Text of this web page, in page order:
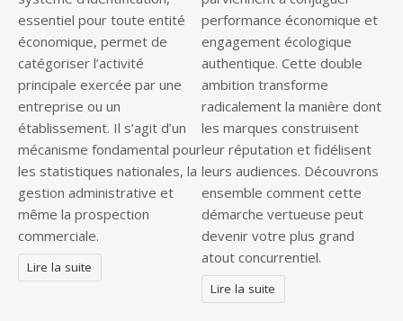
essentiel pour toute entité
économique, permet de
catégoriser l’activité
principale exercée par une
entreprise ou un
établissement. Il s’agit d’un
mécanisme fondamental pour
les statistiques nationales, la
gestion administrative et
même la prospection
commerciale.
Lire la suite
performance économique et
engagement écologique
authentique. Cette double
ambition transforme
radicalement la manière dont
les marques construisent
leur réputation et fidélisent
leurs audiences. Découvrons
ensemble comment cette
démarche vertueuse peut
devenir votre plus grand
atout concurrentiel.
Lire la suite